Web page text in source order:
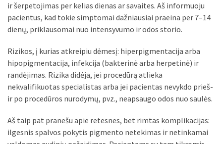
ir šerpetojimas per kelias dienas ar savaites. Aš informuoju
pacientus, kad tokie simptomai dažniausiai praeina per 7–14
dienų, priklausomai nuo intensyvumo ir odos storio.
Rizikos, į kurias atkreipiu dėmesį: hiperpigmentacija arba
hipopigmentacija, infekcija (bakterinė arba herpetinė) ir
randėjimas. Rizika didėja, jei procedūrą atlieka
nekvalifikuotas specialistas arba jei pacientas nevykdo prieš-
ir po procedūros nurodymų, pvz., neapsaugo odos nuo saulės.
Aš taip pat pranešu apie retesnes, bet rimtas komplikacijas:
ilgesnis spalvos pokytis pigmento netekimas ir netinkamai